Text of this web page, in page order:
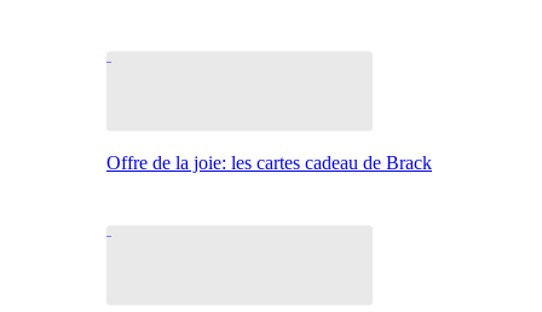
Offre de la joie: les cartes cadeau de Brack